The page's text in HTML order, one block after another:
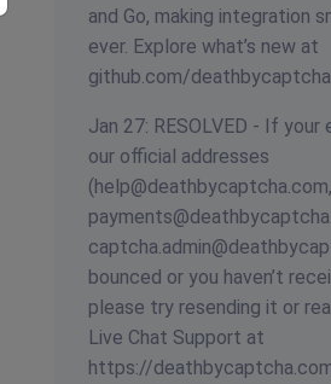
and Go, making integration
ever. Explore what’s new at
github.com/
Jan 27: RESOLVED - If
our official addresses
(help@deathbycaptcha.com,
bounced or you haven’t
please try resending it or
Live Chat Support at
https://